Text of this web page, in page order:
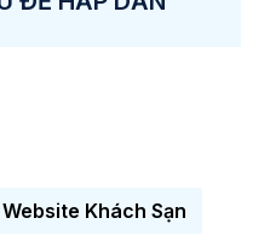
Website Khách Sạn